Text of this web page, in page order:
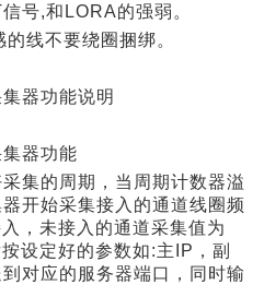
号,和LORA的强弱。
线不要绕圈捆绑。
器功能说明
集器功能
集的周期，当周期计数器溢
开始采集接入的通道线圈频
，未接入的通道采集值为
设定好的参数如:主IP，副
到对应的服务器端口，同时输